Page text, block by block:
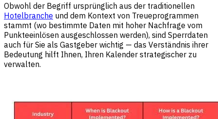
Obwohl der Begriff ursprünglich aus der traditionellen
Hotelbranche und dem Kontext von Treueprogrammen
stammt (wo bestimmte Daten mit hoher Nachfrage vom
Punkteeinlösen ausgeschlossen werden), sind Sperrdaten
auch für Sie als Gastgeber wichtig — das Verständnis ihrer
Bedeutung hilft Ihnen, Ihren Kalender strategischer zu
verwalten.